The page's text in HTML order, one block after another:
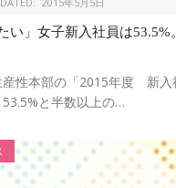
い」女子新入社員は53.5%
産性本部の「2015年度 新
と半数以上の…